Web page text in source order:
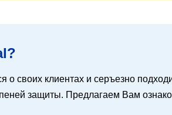
своих клиентах и серъезно
защиты. Предлагаем Вам